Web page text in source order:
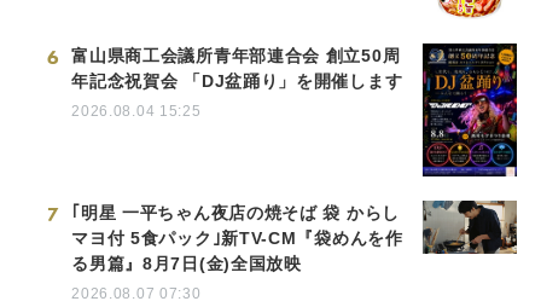
6
富山県商工会議所青年部連合会 創立50周
年記念祝賀会 「DJ盆踊り」を開催します
2026.08.04 15:25
7
｢明星 一平ちゃん夜店の焼そば 袋 からし
マヨ付 5食パック｣新TV-CM『袋めんを作
る男篇』8月7日(金)全国放映
2026.08.07 07:30